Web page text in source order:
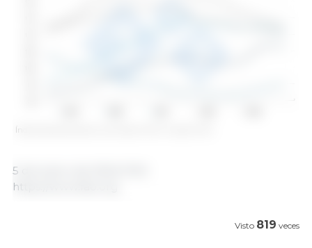
5 de enero de 2024/ FAO.
https://www.fao.org
Visto 819 veces